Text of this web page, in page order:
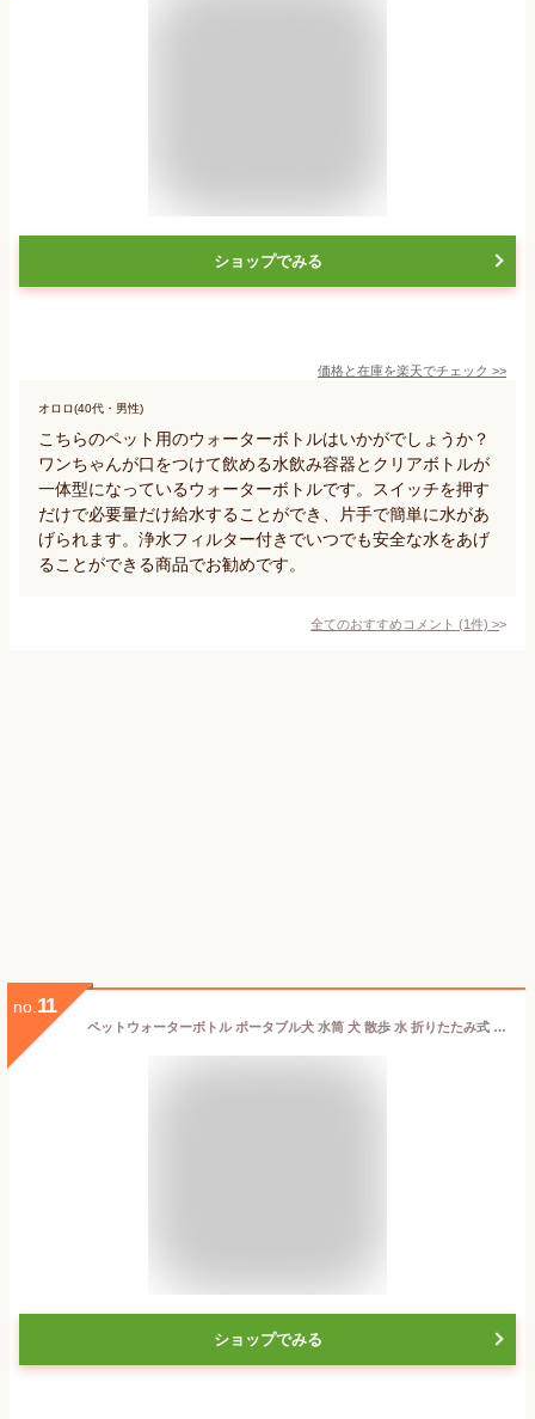
ショップでみる
価格と在庫を楽天でチェック >>
オロロ(40代・男性)
こちらのペット用のウォーターボトルはいかがでしょうか？
ワンちゃんが口をつけて飲める水飲み容器とクリアボトルが
一体型になっているウォーターボトルです。スイッチを押す
だけで必要量だけ給水することができ、片手で簡単に水があ
げられます。浄水フィルター付きでいつでも安全な水をあげ
ることができる商品でお勧めです。
全てのおすすめコメント (1件) >
no. 11
ペットウォーターボトル ポータブル犬 水筒 犬 散歩 水 折りたたみ式 犬 水飲み 散歩 漏れ防止水分補給が簡単屋外 ペット用品水飲みボトル350ml ピンク ペットの水筒
ショップでみる